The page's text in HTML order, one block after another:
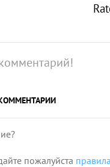
пожалуйста